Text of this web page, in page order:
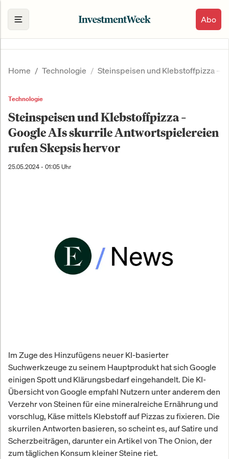
Abo
Home Technologie Steinspeisen und Klebstoffpizza –
Technologie
Steinspeisen und Klebstoffpizza –
Google AIs skurrile Antwortspielereien
rufen Skepsis hervor
25.05.2024 - 01:05 Uhr
Im Zuge des Hinzufügens neuer KI-basierter
Suchwerkzeuge zu seinem Hauptprodukt hat sich Google
einigen Spott und Klärungsbedarf eingehandelt. Die KI-
Übersicht von Google empfahl Nutzern unter anderem den
Verzehr von Steinen für eine mineralreiche Ernährung und
vorschlug, Käse mittels Klebstoff auf Pizzas zu fixieren. Die
skurrilen Antworten basieren, so scheint es, auf Satire und
Scherzbeiträgen, darunter ein Artikel von The Onion, der
zum täglichen Konsum kleiner Steine riet.